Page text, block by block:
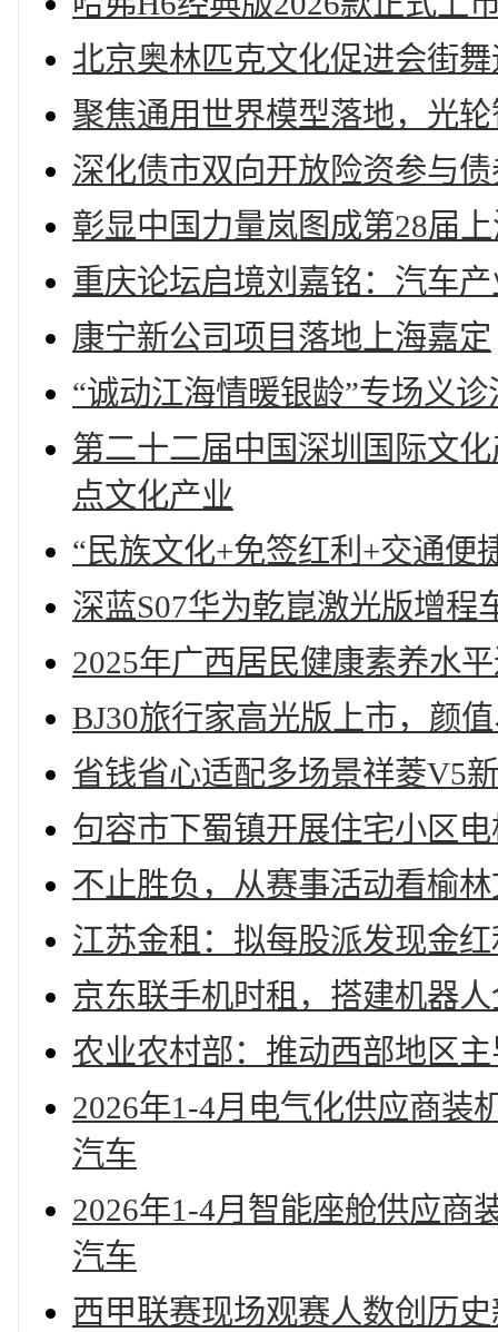
北京奥林匹克文化促进会街
聚焦通用世界模型落地，光
深化债市双向开放险资参与
彰显中国力量岚图成第28届
重庆论坛启境刘嘉铭：汽车
康宁新公司项目落地上海嘉定
“诚动江海情暖银龄”专场义
第二十二届中国深圳国际文
点文化产业
“民族文化+免签红利+交通便
深蓝S07华为乾崑激光版增程
2025年广西居民健康素养水
BJ30旅行家高光版上市，颜
省钱省心适配多场景祥菱V5
句容市下蜀镇开展住宅小区
不止胜负，从赛事活动看榆
江苏金租：拟每股派发现金红
京东联手机时租，搭建机器
农业农村部：推动西部地区
2026年1-4月电气化供应商装
汽车
2026年1-4月智能座舱供应商
汽车
西甲联赛现场观赛人数创历